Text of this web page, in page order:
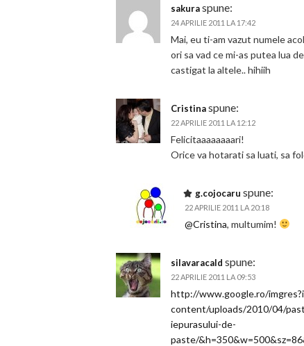
sakuraspune:
24 APRILIE 2011 LA 17:42
Mai, eu ti-am vazut numele
ori sa vad ce mi-as putea lua
castigat la altele.. hihiih
Cristinaspune:
22 APRILIE 2011 LA 12:12
Felicitaaaaaaaari!
Orice va hotarati sa luati, sa
g.cojocaru spune:
22 APRILIE 2011 LA 20:18
@Cristina, multumim!
silavaracald spune:
22 APRILIE 2011 LA 09:53
http://www.google.ro/
content/uploads/2010/04/
iepurasului-de-
paste/